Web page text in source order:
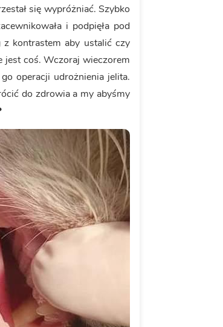
się wypróżniać. Szybko
i podpięła pod
kontrastem aby ustalić czy
jest coś. Wczoraj wieczorem
operacji udrożnienia jelita.
do zdrowia a my abyśmy